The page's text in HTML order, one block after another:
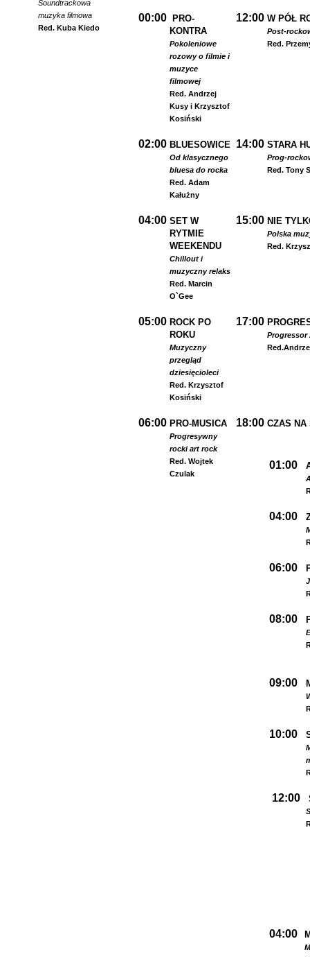
Soundtrackowa
muzyka filmowa
Red. Kuba Kiedo
00:00
PRO-
KONTRA
Pokoleniowe
rozowy o filmie i
muzyce
filmowej
Red. Andrzej
Kusy i Krzysztof
Kosiński
12:00 W PÓŁ
Post-
Red.
02:00 BLUESOWICE
Od klasycznego
bluesa do rocka
Red. Adam
Kałużny
14:00 STARA
Prog-
Red. Tony
04:00 SET W
RYTMIE
WEEKENDU
Chillout i
muzyczny relaks
Red. Marcin
O`Gee
15:00 NIE
Polska
Red.
05:00 ROCK PO
ROKU
Muzyczny
przegląd
dziesięcioleci
Red. Krzysztof
Kosiński
17:00
Progressor
Red.
06:00 PRO-MUSICA
Progresywny
rocki art rock
Red. Wojtek
Czulak
18:00 CZAS NA
01:00
04:00
06:00
08:00
09:00
10:00
12:00
04:00